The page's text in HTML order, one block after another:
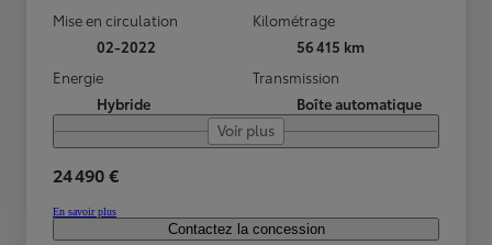
Mise en circulation
02-2022
Kilométrage
56 415 km
Energie
Hybride
Transmission
Boîte automatique
Voir plus
24 490 €
En savoir plus
Contactez la concession